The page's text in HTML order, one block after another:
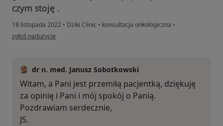
czym stoję .
18 listopada 2022 • Dziki Clinic • konsultacja onkologiczna •
w opinii użytkownika Monika
zgłoś nadużycie
dr n. med. Janusz Sobotkowski
Witam, a Pani jest przemiłą pacjentką, dziękuję
za opinię i Pani i mój spokój o Panią.
Pozdrawiam serdecznie,
JS.